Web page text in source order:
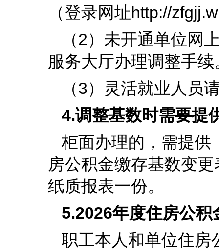
（登录网址http://
（2）未开通单位网
服务大厅办理调整手续
（3）灵活就业人员
4.调整基数时需要提
柜面办理的，需提供
房公积金缴存基数变
纸质报表一份。
5.2026年度住房公
职工本人和单位住房